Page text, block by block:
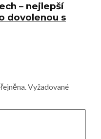
– nejlepší
dovolenou s
Vyžadované